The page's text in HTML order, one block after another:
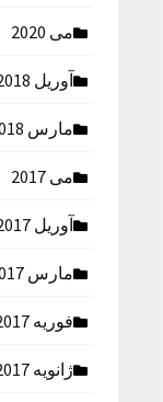
می 2020
آوریل 2018
مارس 2018
می 2017
آوریل 2017
مارس 2017
فوریه 2017
ژانویه 2017